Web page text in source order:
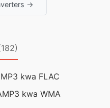
→
MP3 kwa FLAC
MP3 kwa WMA